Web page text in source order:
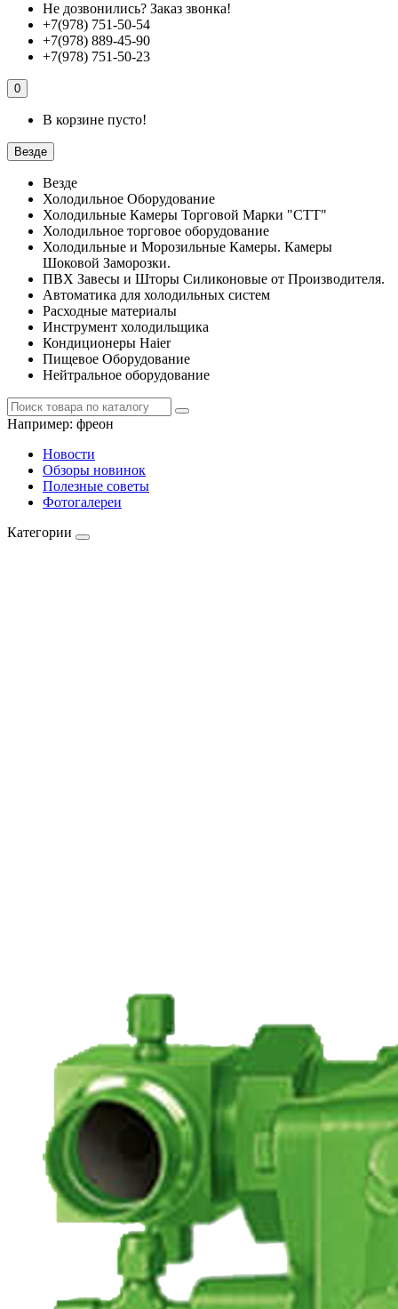
Не дозвонились? Заказ звонка!
+7(978) 751-50-54
+7(978) 889-45-90
+7(978) 751-50-23
0
В корзине пусто!
Везде
Везде
Холодильное Оборудование
Холодильные Камеры Торговой Марки "СТТ"
Холодильное торговое оборудование
Холодильные и Морозильные Камеры. Камеры
Шоковой Заморозки.
ПВХ Завесы и Шторы Силиконовые от Производителя.
Автоматика для холодильных систем
Расходные материалы
Инструмент холодильщика
Кондиционеры Haier
Пищевое Оборудование
Нейтральное оборудование
Например: фреон
Новости
Обзоры новинок
Полезные советы
Фотогалереи
Категории